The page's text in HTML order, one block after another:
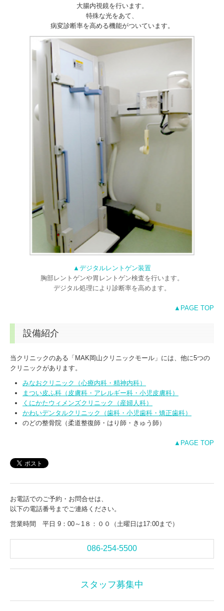
大腸内視鏡を行います。
特殊な光をあて、
病変診断率を高める機能がついています。
▲デジタルレントゲン装置
胸部レントゲンや胃レントゲン検査を行います。
デジタル処理により診断率を高めます。
▲PAGE TOP
設備紹介
当クリニックのある「MAK岡山クリニックモール」には、他に5つの
クリニックがあります。
みなおクリニック（心療内科・精神内科）
まつい皮ふ科（皮膚科・アレルギー科・小児皮膚科）
くにかたウィメンズクリニック（産婦人科）
かわいデンタルクリニック（歯科・小児歯科・矯正歯科）
のどの整骨院（柔道整復師・はり師・きゅう師）
▲PAGE TOP
お電話でのご予約・お問合せは、
以下の電話番号までご連絡ください。
営業時間 平日 9：00～1８：００（土曜日は17:00まで）
086-254-5500
スタッフ募集中